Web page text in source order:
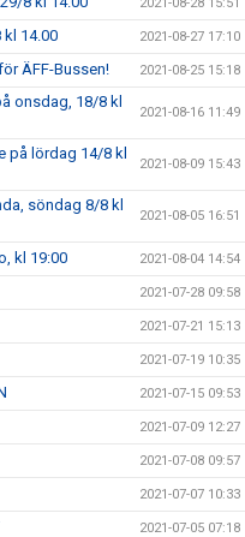
kl 14.00 2021-08-27 17:10
ÄFF-Bussen! 2021-08-25 15:18
onsdag, 18/8 kl
2021-08-16 11:49
på lördag 14/8 kl
2021-08-09 15:43
söndag 8/8 kl
2021-08-05 16:51
kl 19:00 2021-08-04 14:54
2021-07-28 09:58
2021-07-21 15:13
2021-07-19 10:35
2021-07-15 09:53
2021-07-09 12:27
2021-07-08 09:57
2021-07-07 10:33
2021-07-05 07:18